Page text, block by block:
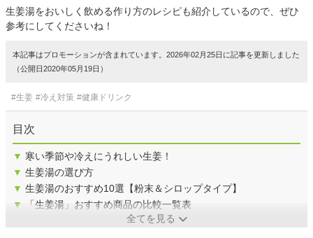
生姜湯をおいしく飲める作り方のレシピも紹介しているので、ぜひ
参考にしてくださいね！
本記事はプロモーションが含まれています。2026年02月25日に記事を更新しました
（公開日2020年05月19日）
#生姜 #冷え対策 #健康ドリンク
目次
▼ 寒い季節や冷えにうれしい生姜！
▼ 生姜湯の選び方
▼ 生姜湯のおすすめ10選【粉末＆シロップタイプ】
▼
「生姜湯」おすすめ商品の比較一覧表
全てを見る